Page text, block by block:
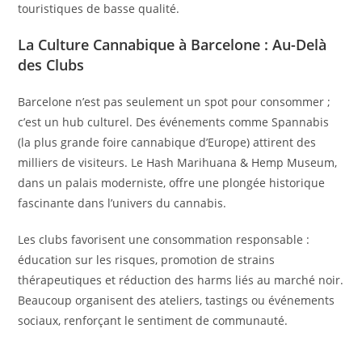
touristiques de basse qualité.
La Culture Cannabique à Barcelone : Au-Delà
des Clubs
Barcelone n’est pas seulement un spot pour consommer ;
c’est un hub culturel. Des événements comme Spannabis
(la plus grande foire cannabique d’Europe) attirent des
milliers de visiteurs. Le Hash Marihuana & Hemp Museum,
dans un palais moderniste, offre une plongée historique
fascinante dans l’univers du cannabis.
Les clubs favorisent une consommation responsable :
éducation sur les risques, promotion de strains
thérapeutiques et réduction des harms liés au marché noir.
Beaucoup organisent des ateliers, tastings ou événements
sociaux, renforçant le sentiment de communauté.